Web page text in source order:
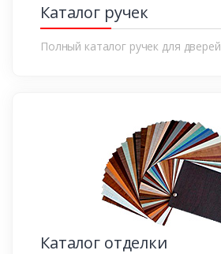
Каталог ручек
Полный каталог ручек для дверей
Каталог отделки